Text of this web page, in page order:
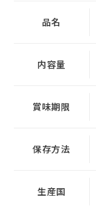
品名
内容量
賞味期限
保存方法
生産国